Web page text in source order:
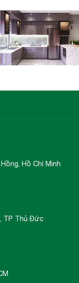
MW 927BG
Hồ Chí Minh
TP Thủ Đức